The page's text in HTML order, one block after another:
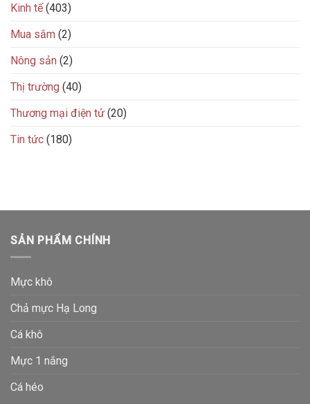
Kinh tế(403)
Mua sắm (2)
Nông sản (2)
Thị trường (40)
Thương mại điện tử (20)
Tin tức (180)
SẢN PHẨM CHÍNH
Mực khô
Chả mực Hạ Long
Cá khô
Mực 1 nắng
Cá héo